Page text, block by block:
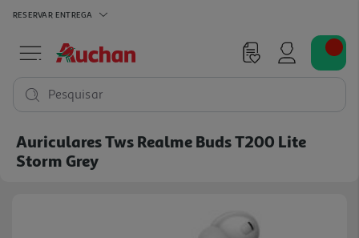
RESERVAR ENTREGA
Pesquisar
Auriculares Tws Realme Buds T200 Lite
Storm Grey